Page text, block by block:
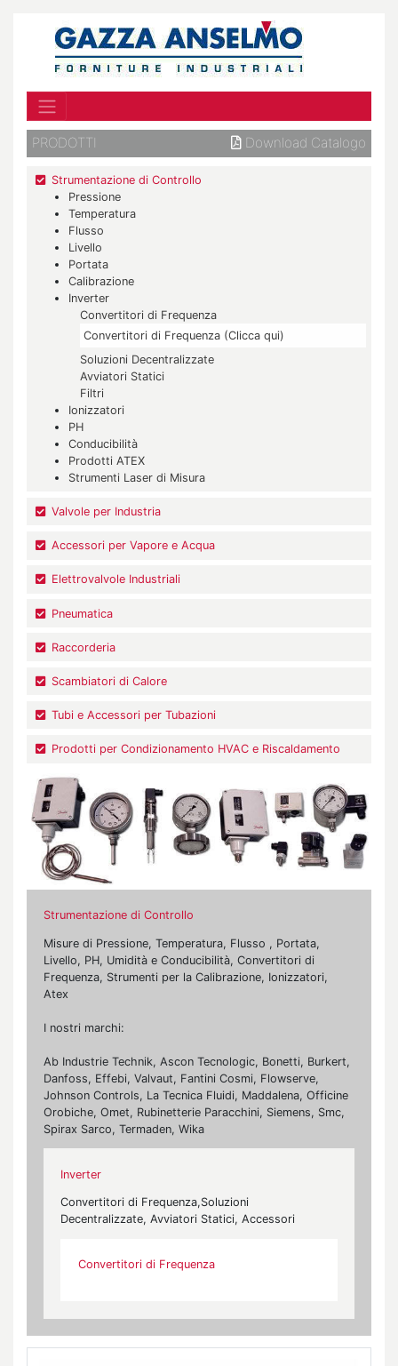
PRODOTTI Download Catalogo
Strumentazione di Controllo
Pressione
Temperatura
Flusso
Livello
Portata
Calibrazione
Inverter
Convertitori di Frequenza
Convertitori di Frequenza (Clicca qui)
Soluzioni Decentralizzate
Avviatori Statici
Filtri
Ionizzatori
PH
Conducibilità
Prodotti ATEX
Strumenti Laser di Misura
Valvole per Industria
Accessori per Vapore e Acqua
Elettrovalvole Industriali
Pneumatica
Raccorderia
Scambiatori di Calore
Tubi e Accessori per Tubazioni
Prodotti per Condizionamento HVAC e Riscaldamento
Strumentazione di Controllo
Misure di Pressione, Temperatura, Flusso , Portata,
Livello, PH, Umidità e Conducibilità, Convertitori di
Frequenza, Strumenti per la Calibrazione, Ionizzatori,
Atex
I nostri marchi:
Ab Industrie Technik, Ascon Tecnologic, Bonetti, Burkert,
Danfoss, Effebi, Valvaut, Fantini Cosmi, Flowserve,
Johnson Controls, La Tecnica Fluidi, Maddalena, Officine
Orobiche, Omet, Rubinetterie Paracchini, Siemens, Smc,
Spirax Sarco, Termaden, Wika
Inverter
Convertitori di Frequenza,Soluzioni
Decentralizzate, Avviatori Statici, Accessori
Convertitori di Frequenza